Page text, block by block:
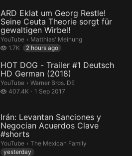
ARD Eklat um Georg Restle!
Seine Ceuta Theorie sorgt für
gewaltigen Wirbel!
YouTube › Matthias' Meinung.
Matthias' Meinung
1.7K
1.7 thousand views
2 hours ago
HOT DOG - Trailer #1 Deutsch
HD German (2018)
YouTube › Warner Bros. DE.
Warner Bros. DE
407.4K
407.4 thousand views
1 Sep 2017
Irán: Levantan Sanciones y
Negocian Acuerdos Clave
#shorts
YouTube › The Mexican Family.
The Mexican Family
yesterday